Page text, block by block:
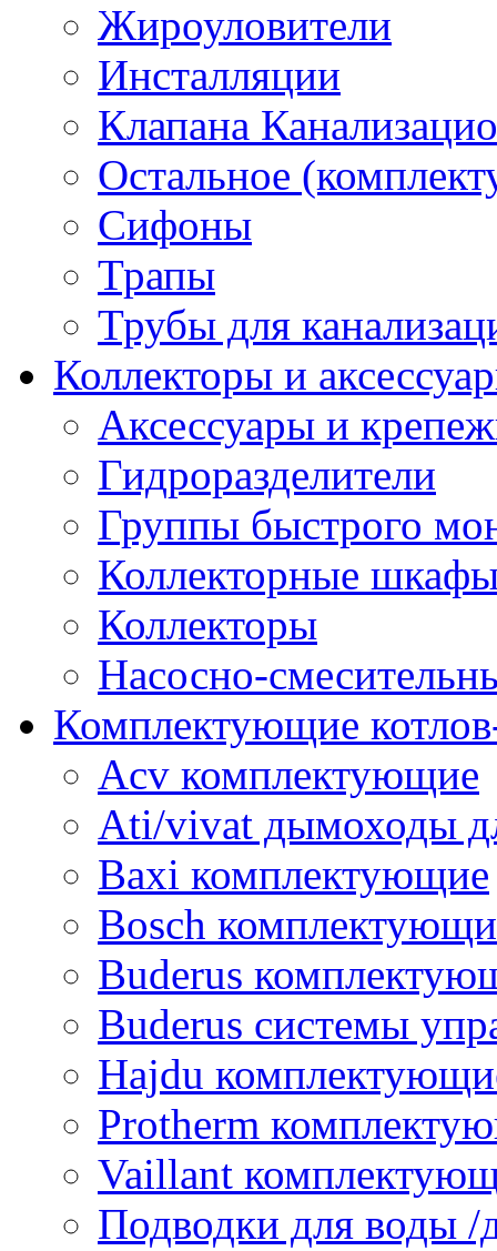
Жироуловители
Инсталляции
Клапана
Остальное
Сифоны
Трапы
Трубы для
Коллекторы и
Аксессуары и
Гидроразделители
Группы быстрого
Коллекторные
Коллекторы
Насосно-
Комплектующие
Acv комплектующие
Ati/vivat дымоходы
Baxi комплектующие
Bosch
Buderus
Buderus системы
Hajdu
Protherm
Vaillant
Подводки для воды /